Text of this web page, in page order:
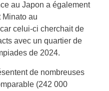
au Japon a également
Minato au
celui-ci cherchait de
avec un quartier de
de 2024.
de nombreuses
(242 000